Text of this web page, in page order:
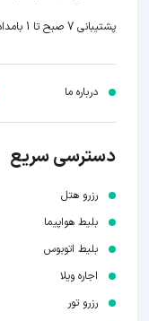
پشتیبانی 7 صبح تا 1 بامداد:
درباره ما
دسترسی سریع
رزرو هتل
بلیط هواپیما
بلیط اتوبوس
اجاره ویلا
رزرو تور